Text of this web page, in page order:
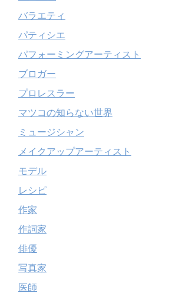
バラエティ
パティシエ
パフォーミングアーティスト
ブロガー
プロレスラー
マツコの知らない世界
ミュージシャン
メイクアップアーティスト
モデル
レシピ
作家
作詞家
俳優
写真家
医師